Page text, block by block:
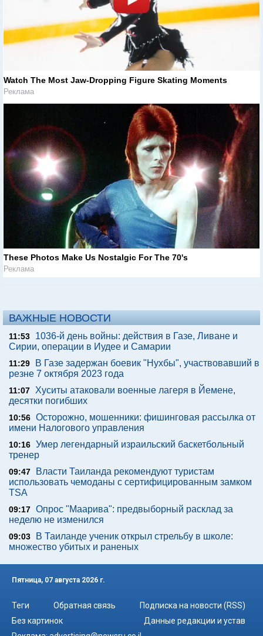
Watch The Most Jaw‑Dropping Figure Skating Moments
Реклама
These Photos Make Us Nostalgic For The 70's
Реклама
ВАЖНЫЕ НОВОСТИ
11:53
1036-й день войны: действия в Газе, Ливане и
Сирии, операции в Иудее и Самарии
11:29
В Газе задержан боевик "Нухбы", участвовавший в
резне 7 октября 2023 года
11:07 Хуситы атаковали военные лагеря в Йемене,
десятки погибших
10:56 Осторожно, мошенники: фишинговая рассылка от
имени Налогового управления
10:16 Умер легендарный израильский баскетбольный
тренер
09:47
Власти Таиланда рекомендуют туристам
использовать чемоданы с сертифицированным замком
TSA
09:17 Опрос "Mаарива": предвыборный расклад за
неделю не изменился
09:03
В Таиланде ученик открыл стрельбу в школе:
множество убитых и раненых
Пятница, 07 августа 2026 г.
Теги Обратная связь
Подписка на новости (RSS)
Без картинок
Данные редакции и устав